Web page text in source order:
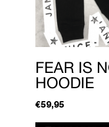
FEAR IS
HOODIE
€59,95